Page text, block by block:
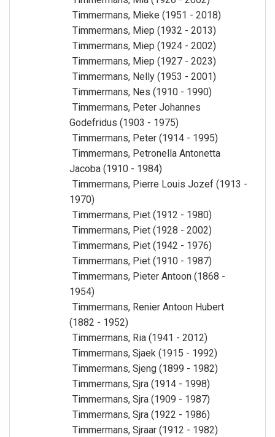
Timmermans, Mieke (1951 - 2018)
Timmermans, Miep (1932 - 2013)
Timmermans, Miep (1924 - 2002)
Timmermans, Miep (1927 - 2023)
Timmermans, Nelly (1953 - 2001)
Timmermans, Nes (1910 - 1990)
Timmermans, Peter Johannes
Godefridus (1903 - 1975)
Timmermans, Peter (1914 - 1995)
Timmermans, Petronella Antonetta
Jacoba (1910 - 1984)
Timmermans, Pierre Louis Jozef (1913 -
1970)
Timmermans, Piet (1912 - 1980)
Timmermans, Piet (1928 - 2002)
Timmermans, Piet (1942 - 1976)
Timmermans, Piet (1910 - 1987)
Timmermans, Pieter Antoon (1868 -
1954)
Timmermans, Renier Antoon Hubert
(1882 - 1952)
Timmermans, Ria (1941 - 2012)
Timmermans, Sjaek (1915 - 1992)
Timmermans, Sjeng (1899 - 1982)
Timmermans, Sjra (1914 - 1998)
Timmermans, Sjra (1909 - 1987)
Timmermans, Sjra (1922 - 1986)
Timmermans, Sjraar (1912 - 1982)